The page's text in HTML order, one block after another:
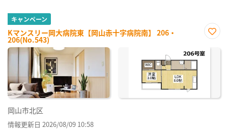
キャンペーン
Kマンスリー岡大病院東【岡山赤十字病院南】 206・
206(No.543)
に入
り登
岡山市北区
情報更新日 2026/08/09 10:58